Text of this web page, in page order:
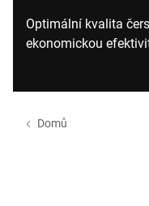
Optimální kvalita
ekonomickou
Domů